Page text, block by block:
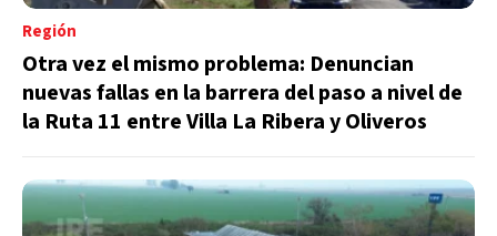
Región
Otra vez el mismo problema: Denuncian
nuevas fallas en la barrera del paso a nivel de
la Ruta 11 entre Villa La Ribera y Oliveros